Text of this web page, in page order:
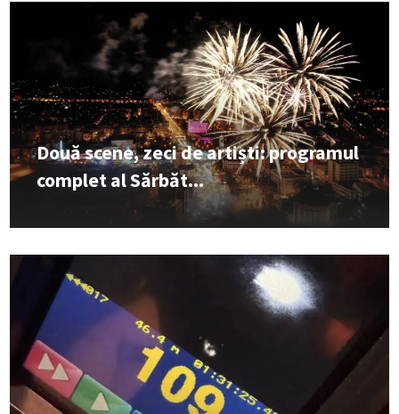
Două scene, zeci de artiști: programul
complet al Sărbăt...